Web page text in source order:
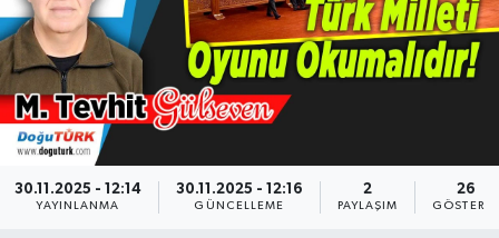
30.11.2025 - 12:14
YAYINLANMA
30.11.2025 - 12:16
GÜNCELLEME
2
PAYLAŞIM
26
GÖSTERIM
KÜLTÜR-SANAT
Magazin
Medya
Politika